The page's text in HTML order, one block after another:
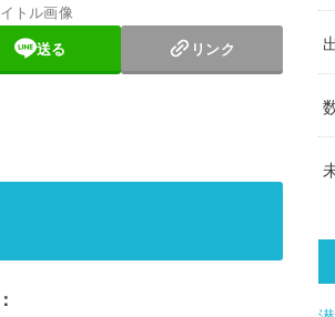
トル画像
送る リンク